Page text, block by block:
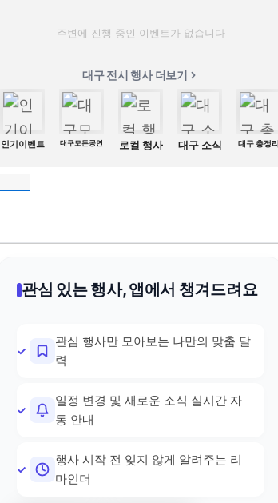
주변에 진행 중인 이벤트가 없습니다
대구 전시 행사 더보기
인기이벤트 대구모든공연 로컬 행사 대구 소식 대구 총정리
관심 있는 행사, 앱에서 챙겨드려요
관심 행사만 모아보는 나만의 맞춤 달
력
일정 변경 및 새로운 소식 실시간 자
동 안내
행사 시작 전 잊지 않게 알려주는 리
마인더